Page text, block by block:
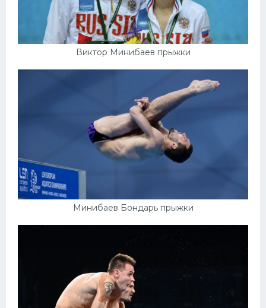
Виктор Минибаев прыжки
Минибаев Бондарь прыжки